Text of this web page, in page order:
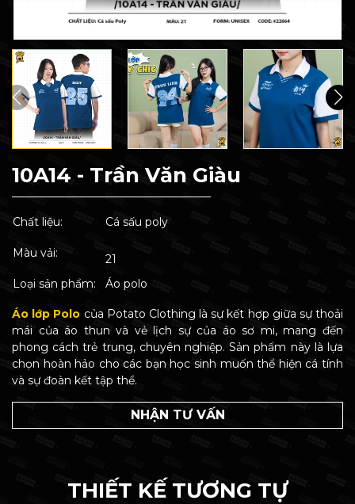
10A14 - Trần Văn Giàu
Chất liệu: Cá sấu poly
Màu vải:
21
Loại sản phẩm:
Áo polo
Áo lớp Polo của Potato Clothing là sự kết hợp giữa sự thoải
mái của áo thun và vẻ lịch sự của áo sơ mi, mang đến
phong cách trẻ trung, chuyên nghiệp. Sản phẩm này là lựa
chọn hoàn hảo cho các bạn học sinh muốn thể hiện cá tính
và sự đoàn kết tập thể.
NHẬN TƯ VẤN
THIẾT KẾ TƯƠNG TỰ